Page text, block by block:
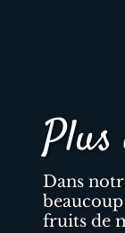
Plus
Dans
fruits de